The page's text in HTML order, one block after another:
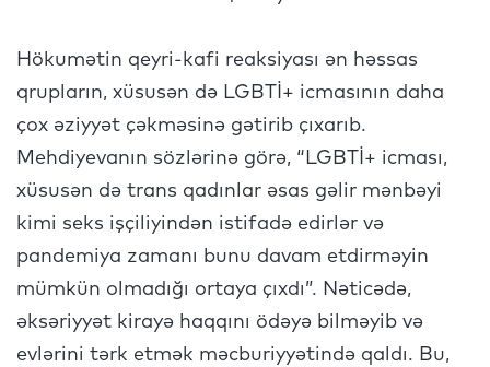
Hökumətin qeyri-kafi reaksiyası ən həssas
qrupların, xüsusən də LGBTİ+ icmasının daha
çox əziyyət çəkməsinə gətirib çıxarıb.
Mehdiyevanın sözlərinə görə, “LGBTİ+ icması,
xüsusən də trans qadınlar əsas gəlir mənbəyi
kimi seks işçiliyindən istifadə edirlər və
pandemiya zamanı bunu davam etdirməyin
mümkün olmadığı ortaya çıxdı”. Nəticədə,
əksəriyyət kirayə haqqını ödəyə bilməyib və
evlərini tərk etmək məcburiyyətində qaldı. Bu,